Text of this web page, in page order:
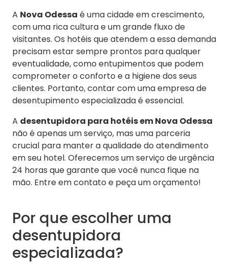
A Nova Odessa é uma cidade em crescimento,
com uma rica cultura e um grande fluxo de
visitantes. Os hotéis que atendem a essa demanda
precisam estar sempre prontos para qualquer
eventualidade, como entupimentos que podem
comprometer o conforto e a higiene dos seus
clientes. Portanto, contar com uma empresa de
desentupimento especializada é essencial.
A desentupidora para hotéis em Nova Odessa
não é apenas um serviço, mas uma parceria
crucial para manter a qualidade do atendimento
em seu hotel. Oferecemos um serviço de urgência
24 horas que garante que você nunca fique na
mão. Entre em contato e peça um orçamento!
Por que escolher uma
desentupidora
especializada?